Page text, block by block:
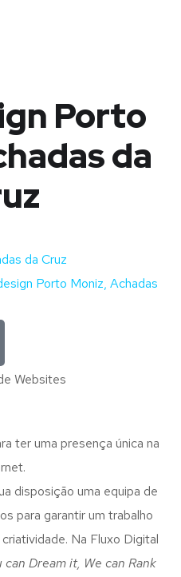
Porto
da
da Cruz
Porto Moniz, Achadas
ter uma presença única na
disposição uma equipa de
para garantir um trabalho
Na Fluxo Digital
can Dream it, We can Rank